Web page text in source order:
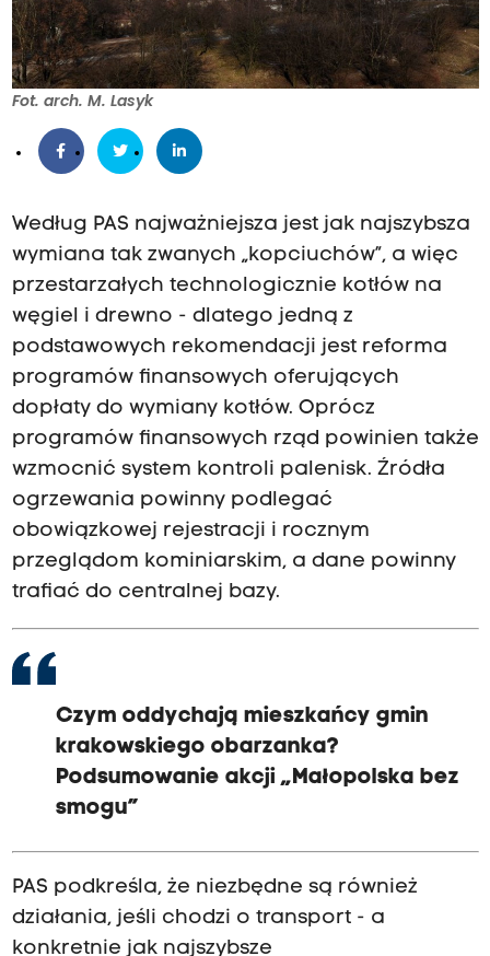
Fot. arch. M. Lasyk
Według PAS najważniejsza jest jak najszybsza
wymiana tak zwanych „kopciuchów”, a więc
przestarzałych technologicznie kotłów na
węgiel i drewno - dlatego jedną z
podstawowych rekomendacji jest reforma
programów finansowych oferujących
dopłaty do wymiany kotłów. Oprócz
programów finansowych rząd powinien także
wzmocnić system kontroli palenisk. Źródła
ogrzewania powinny podlegać
obowiązkowej rejestracji i rocznym
przeglądom kominiarskim, a dane powinny
trafiać do centralnej bazy.
Czym oddychają mieszkańcy gmin
krakowskiego obarzanka?
Podsumowanie akcji „Małopolska bez
smogu”
PAS podkreśla, że niezbędne są również
działania, jeśli chodzi o transport - a
konkretnie jak najszybsze